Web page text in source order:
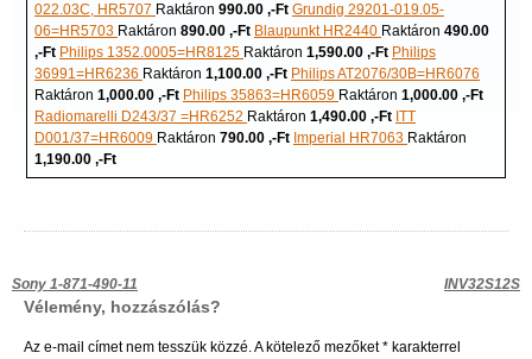
022.03C, HR5707 Raktáron 990.00 ,-Ft Grundig 29201-019.05-
06=HR5703 Raktáron 890.00 ,-Ft Blaupunkt HR2440 Raktáron 490.00
,-Ft Philips 1352.0005=HR8125 Raktáron 1,590.00 ,-Ft Philips
36991=HR6236 Raktáron 1,100.00 ,-Ft Philips AT2076/30B=HR6076
Raktáron 1,000.00 ,-Ft Philips 35863=HR6059 Raktáron 1,000.00 ,-Ft
Radiomarelli D243/37 =HR6252 Raktáron 1,490.00 ,-Ft ITT
D001/37=HR6009 Raktáron 790.00 ,-Ft Imperial HR7063 Raktáron
1,190.00 ,-Ft
Bejegyzés
navigáció
Sony 1-871-490-11 INV32S12S
Vélemény, hozzászólás?
Az e-mail címet nem tesszük közzé.A kötelező mezőket* karakterrel